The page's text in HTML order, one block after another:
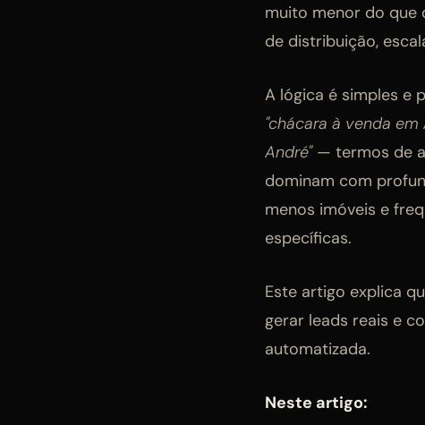
muito menor do que
de distribuição,
A lógica é simples e
"chácara à venda
André"— termos de
dominam com
menos imóveis e
específicas.
Este artigo explica
gerar leads reais e
automatizada.
Neste artigo: